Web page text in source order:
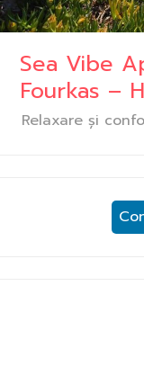
Sea Vibe
Fourkas –
Relaxare și